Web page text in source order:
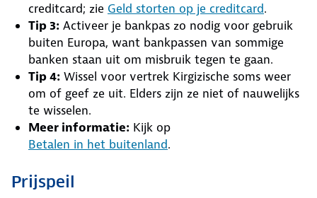
creditcard; zie Geld storten op je creditcard.
Tip 3: Activeer je bankpas zo nodig voor gebruik
buiten Europa, want bankpassen van sommige
banken staan uit om misbruik tegen te gaan.
Tip 4: Wissel voor vertrek Kirgizische soms weer
om of geef ze uit. Elders zijn ze niet of nauwelijks
te wisselen.
Meer informatie: Kijk op
Betalen in het buitenland.
Prijspeil